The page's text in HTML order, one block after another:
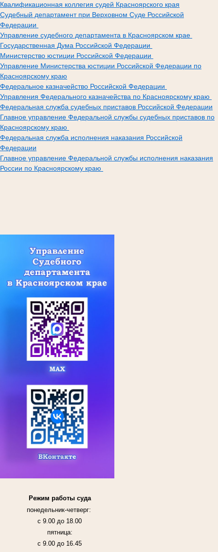
Квалификационная коллегия судей Красноярского края
Судебный департамент при Верховном Суде Российской
Федерации
Управление судебного департамента в Красноярском крае
Государственная Дума Российской Федерации
Министерство юстиции Российской Федерации
Управление Министерства юстиции Российской Федерации по
Красноярскому краю
Федеральное казначейство Российской Федерации
Управления Федерального казначейства по Красноярскому краю
Федеральная служба судебных приставов Российской Федерации
Главное управление Федеральной службы судебных приставов по
Красноярскому краю
Федеральная служба исполнения наказания Российской
Федерации
Главное управление Федеральной службы исполнения наказания
России по Красноярскому краю
Режим работы суда
понедельник-четверг:
с 9.00 до 18.00
пятница:
с 9.00 до 16.45